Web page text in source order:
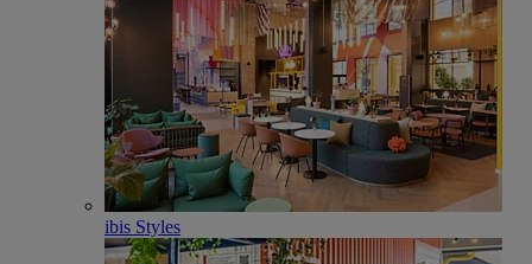
ibis Styles